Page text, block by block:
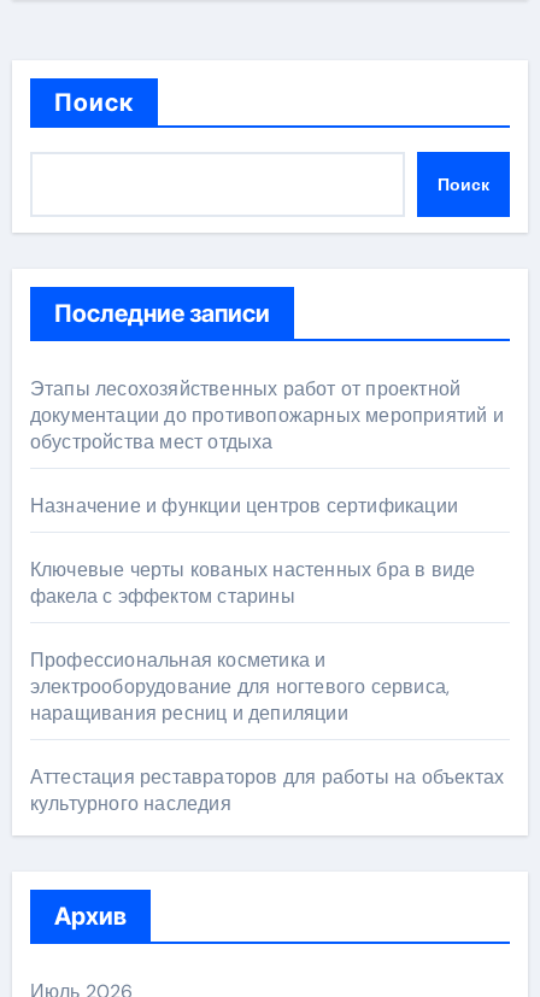
Поиск
Поиск
Последние записи
Этапы лесохозяйственных работ от проектной
документации до противопожарных мероприятий и
обустройства мест отдыха
Назначение и функции центров сертификации
Ключевые черты кованых настенных бра в виде
факела с эффектом старины
Профессиональная косметика и
электрооборудование для ногтевого сервиса,
наращивания ресниц и депиляции
Аттестация реставраторов для работы на объектах
культурного наследия
Архив
Июль 2026